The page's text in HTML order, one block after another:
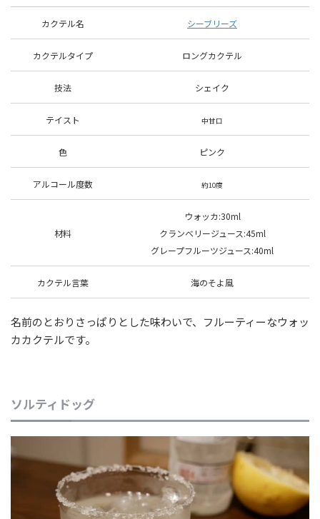
カクテル名 シーブリーズ
カクテルタイプ ロングカクテル
技法 シェイク
テイスト 中甘口
色 ピンク
アルコール度数 約10度
材料
ウォッカ:30ml
クランベリージュース:45ml
グレープフルーツジュース:40ml
カクテル言葉 海のそよ風
名前のとおりさっぱりとした味わいで、フルーティーなウォッ
カカクテルです。
ソルティドッグ